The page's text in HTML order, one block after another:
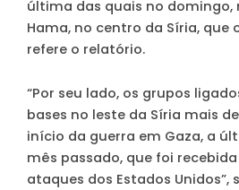
última das quais no domingo,
Hama, no centro da Síria, que
refere o relatório.
“Por seu lado, os grupos
bases no leste da Síria mais
início da guerra em Gaza, a
mês passado, que foi
ataques dos Estados Unidos”,